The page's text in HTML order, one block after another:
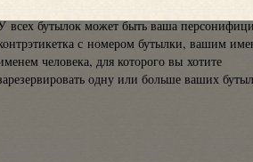
всех бутылок может быть ваша
с номером бутылки, вашим
человека, для которого вы хотите
одну или больше ваших